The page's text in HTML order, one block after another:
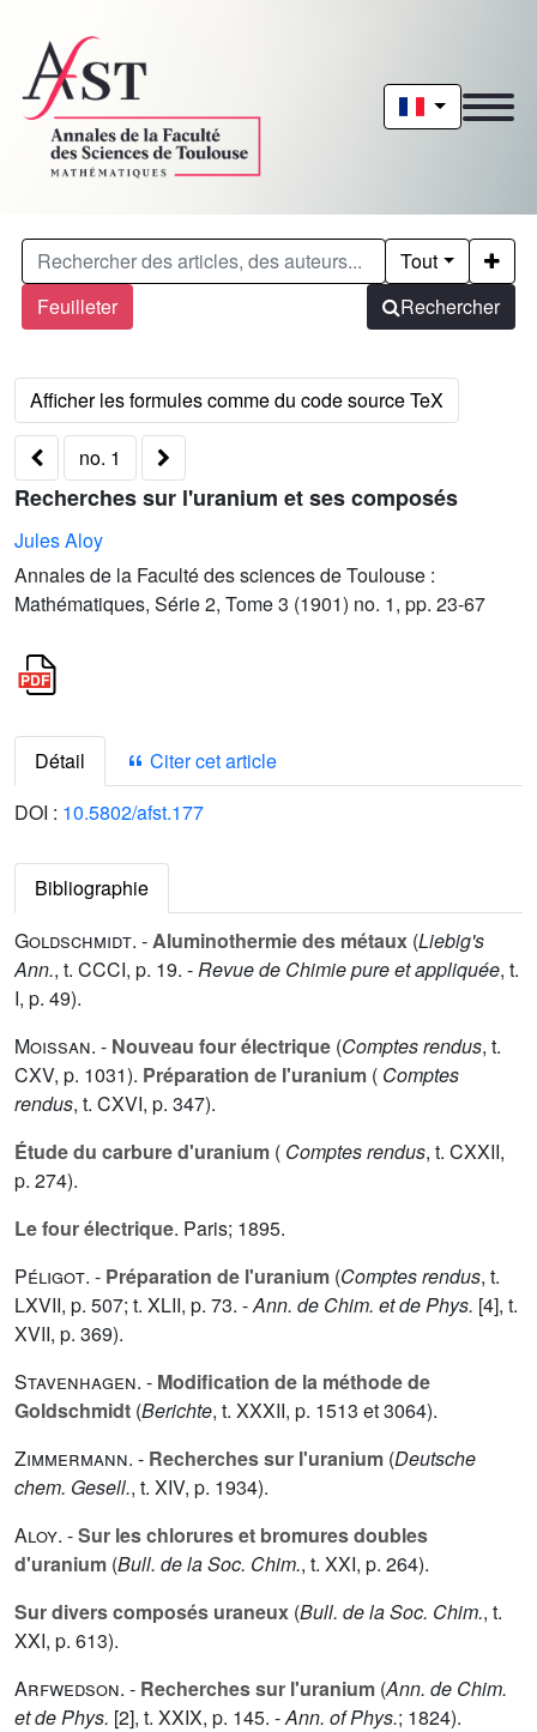
Feuilleter
Tout
Rechercher
no. 1
Recherches sur l'uranium et ses composés
Jules Aloy
Annales de la Faculté des sciences de Toulouse :
Mathématiques, Série 2, Tome 3 (1901) no. 1, pp. 23-67
Détail
Citer cet article
DOI : 10.5802/afst.177
Bibliographie
Goldschmidt. -Aluminothermie des métaux (Liebig's
Ann., t. CCCI, p. 19. -Revue de Chimie pure et appliquée, t.
I, p. 49).
Moissan. - Nouveau four électrique (Comptes rendus, t.
CXV, p. 1031). Préparation de l'uranium ( Comptes
rendus, t. CXVI, p. 347).
Étude du carbure d'uranium ( Comptes rendus, t. CXXII,
p. 274).
Le four électrique. Paris; 1895.
Péligot. - Préparation de l'uranium (Comptes rendus, t.
LXVII, p. 507; t. XLII, p. 73. -Ann. de Chim. et de Phys. [4], t.
XVII, p. 369).
Stavenhagen. - Modification de la méthode de
Goldschmidt (Berichte, t. XXXII, p. 1513 et 3064).
Zimmermann. - Recherches sur l'uranium (Deutsche
chem. Gesell., t. XIV, p. 1934).
Aloy. -Sur les chlorures et bromures doubles
d'uranium (Bull. de la Soc. Chim., t. XXI, p. 264).
Sur divers composés uraneux (Bull. de la Soc. Chim., t.
XXI, p. 613).
Arfwedson. - Recherches sur l'uranium (Ann. de Chim.
et de Phys. [2], t. XXIX, p. 145. -Ann. of Phys.; 1824).